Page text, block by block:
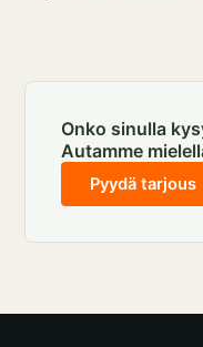
Onko sinulla
Autamme
Pyydä tarjous